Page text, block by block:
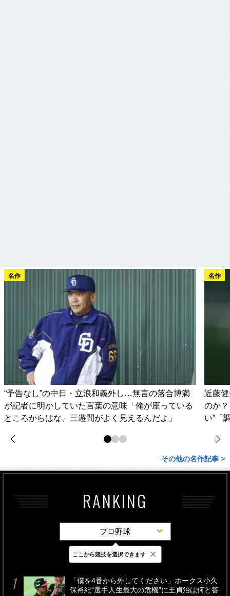
名作
“予告なし”の中日・立浪和義外し…無言の落合博満
が記者に明かしていた言葉の意味「俺が座っている
ところからはな、三遊間がよく見えるんだよ」
名作
近藤
のか
い”「
その他の名作記事 >
RANKING
プロ野球
最新 24時間 週間
「僕を4番から外してください」ホークス小久
保裕紀“選手人生最大の危機”に王貞治は何と答
ここから競技を選択できます ×